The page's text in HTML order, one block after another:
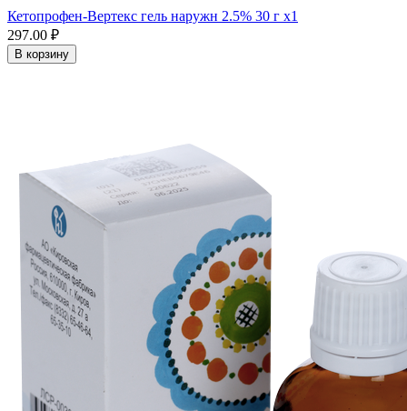
Кетопрофен-Вертекс гель наружн 2.5% 30 г x1
297.00 ₽
В корзину